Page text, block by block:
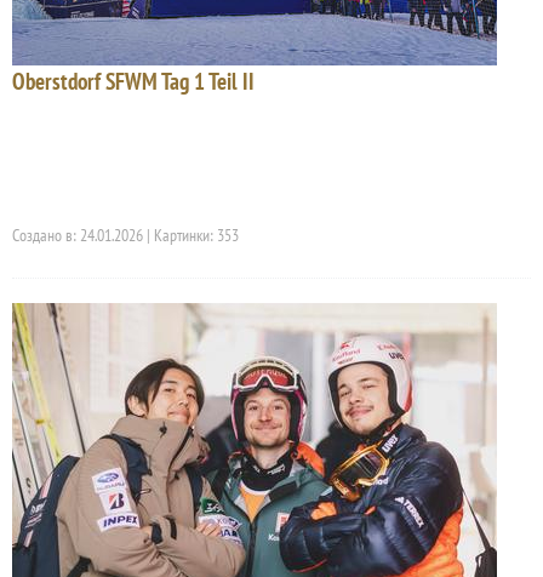
Oberstdorf SFWM Tag 1 Teil II
Создано в: 24.01.2026 | Картинки: 353